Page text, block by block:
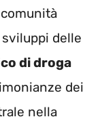
delle
di droga
dei
nella